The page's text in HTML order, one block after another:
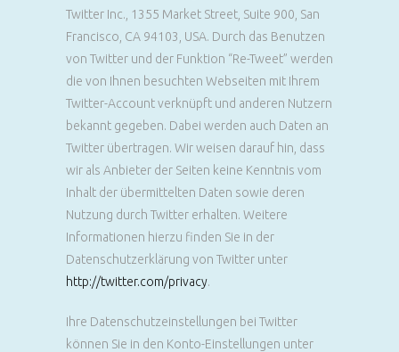
Twitter Inc., 1355 Market Street, Suite 900, San
Francisco, CA 94103, USA. Durch das Benutzen
von Twitter und der Funktion “Re-Tweet” werden
die von Ihnen besuchten Webseiten mit Ihrem
Twitter-Account verknüpft und anderen Nutzern
bekannt gegeben. Dabei werden auch Daten an
Twitter übertragen. Wir weisen darauf hin, dass
wir als Anbieter der Seiten keine Kenntnis vom
Inhalt der übermittelten Daten sowie deren
Nutzung durch Twitter erhalten. Weitere
Informationen hierzu finden Sie in der
Datenschutzerklärung von Twitter unter
http://twitter.com/privacy.
Ihre Datenschutzeinstellungen bei Twitter
können Sie in den Konto-Einstellungen unter